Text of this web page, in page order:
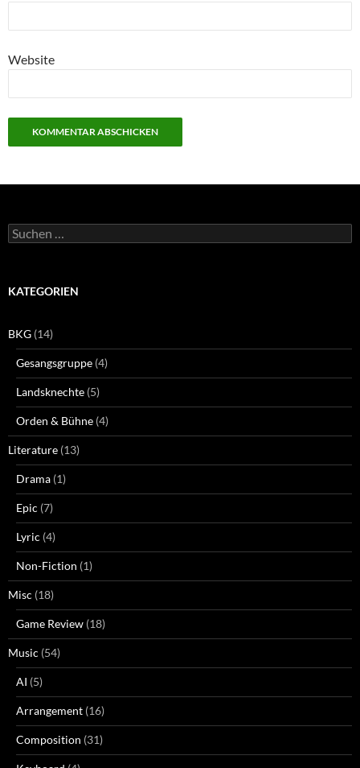
Website
Suchen
nach:
KATEGORIEN
BKG (14)
Gesangsgruppe (4)
Landsknechte (5)
Orden & Bühne (4)
Literature (13)
Drama (1)
Epic (7)
Lyric (4)
Non-Fiction (1)
Misc (18)
Game Review (18)
Music (54)
AI (5)
Arrangement (16)
Composition (31)